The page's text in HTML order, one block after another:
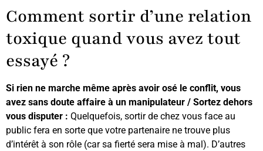
Comment sortir d’une relation
toxique quand vous avez tout
essayé ?
Si rien ne marche même après avoir osé le conflit, vous
avez sans doute affaire à un manipulateur / Sortez dehors
vous disputer : Quelquefois, sortir de chez vous face au
public fera en sorte que votre partenaire ne trouve plus
d’intérêt à son rôle (car sa fierté sera mise à mal). D’autres